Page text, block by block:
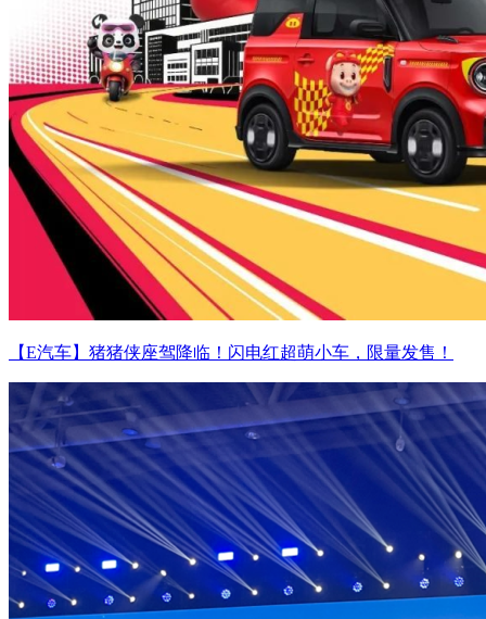
【E汽车】猪猪侠座驾降临！闪电红超萌小车，限量发售！